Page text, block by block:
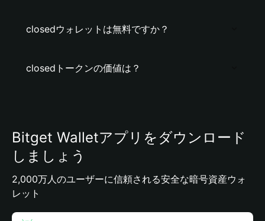
closedウォレットは無料ですか？
closedトークンの価値は？
Bitget Walletアプリをダウンロード
しましょう
2,000万人のユーザーに信頼される安全な暗号資産ウォ
レット